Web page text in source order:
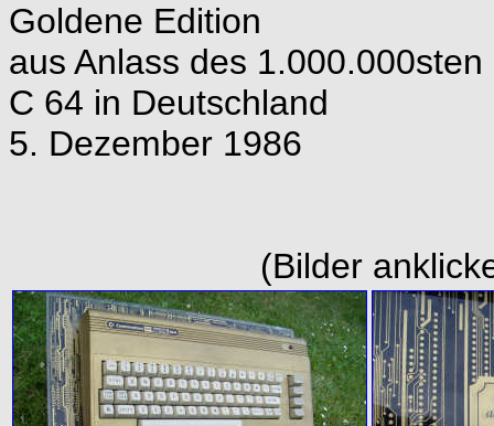
Goldene Edition
aus Anlass des 1.000.000sten
C 64 in Deutschland
5. Dezember 1986
(Bilder